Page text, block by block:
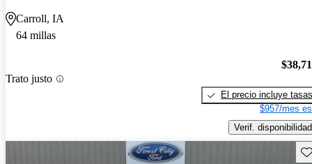
Carroll, IA
64 millas
Trato justo
El precio incluye tasas
$957/mes
Verif. disponibilidad